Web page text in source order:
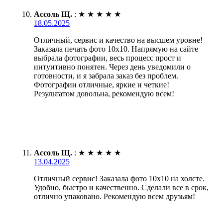
Ассоль Щ. : ★ ★ ★ ★ ★
18.05.2025
Отличный, сервис и качество на высшем уровне!
Заказала печать фото 10х10. Напрямую на сайте
выбрала фотографии, весь процесс прост и
интуитивно понятен. Через день уведомили о
готовности, и я забрала заказ без проблем.
Фотографии отличные, яркие и четкие!
Результатом довольна, рекомендую всем!
Ассоль Щ. : ★ ★ ★ ★ ★
13.04.2025
Отличный сервис! Заказала фото 10х10 на холсте.
Удобно, быстро и качественно. Сделали все в срок,
отлично упаковано. Рекомендую всем друзьям!